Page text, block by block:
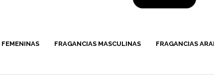
FRAGANCIAS MASCULINAS FRAGANCIAS